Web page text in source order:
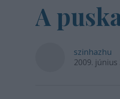
A
szinhazhu
2009. június